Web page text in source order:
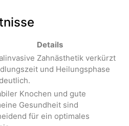
Details
Zahnästhetik verkürzt
und Heilungsphase
Knochen und gute
Gesundheit sind
für ein optimales